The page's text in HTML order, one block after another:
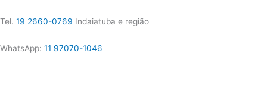
Tel. 19 2660-0769 Indaiatuba e região
WhatsApp: 11 97070-1046